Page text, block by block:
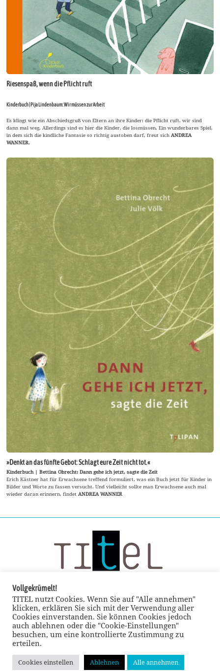
Riesenspaß, wenn die Pflicht ruft
Kinderbuch | Pija Lindenbaum: Wir müssen zur Arbeit
Es klingt wie ein Abschiedsgruß von Eltern an ihre Kinder: die Pflicht ruft, wir sind
dann mal weg. Allerdings sind es hier die Kinder, die losmüssen. Ein wunderbares Spiel,
in dem sich die kindliche Fantasie so richtig austoben darf, freut sich ANDREA
WANNER.
»Denkt an das fünfte Gebot: Schlagt eure Zeit nicht tot.«
Kinderbuch | Bettina Obrecht: Dann gehe ich jetzt, sagte die Zeit
Erich Kästner hat für Erwachsene treffend formuliert, was ein Buch jetzt für Kinder in
Bilder und Worte zu fassen versucht. Und vielleicht sollte man Erwachsene auch mal
wieder daran erinnern, findetANDREA WANNER
© TITEL kulturmagazin 2022
Vollgekrümelt!
TITEL nutzt Cookies. Wenn Sie auf "Alle annehmen"
klicken, erklären Sie sich mit der Verwendung aller
Cookies einverstanden. Sie können Cookies jedoch
auch ablehnen oder die "Cookie-Einstellungen"
besuchen, um eine kontrollierte Zustimmung zu
erteilen.
Cookies einstellen Ablehnen Alle annehmen